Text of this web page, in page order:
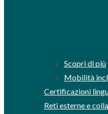
Scopri di più
Mobilità
Certificazioni
Reti esterne e